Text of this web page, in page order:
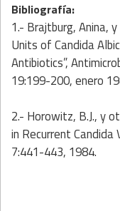
Bibliografía:
1.- Brajtburg, Anina,
Units of Candida
Antibiotics”,
19:199-200, enero
2.- Horowitz, B.J., y
in Recurrent Candida
7:441-443, 1984.